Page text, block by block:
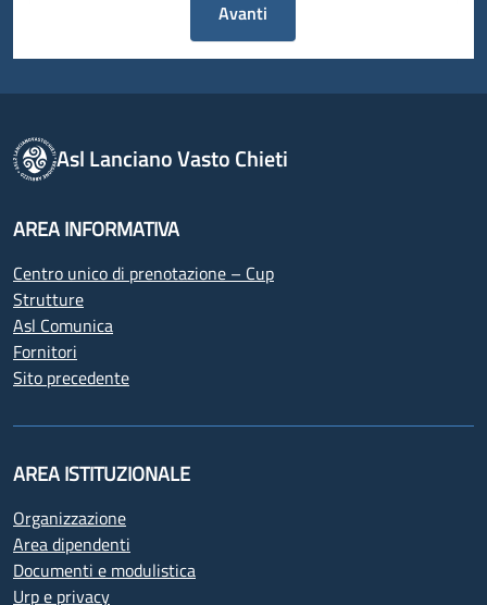
Avanti
Asl Lanciano Vasto Chieti
AREA INFORMATIVA
Centro unico di prenotazione – Cup
Strutture
Asl Comunica
Fornitori
Sito precedente
AREA ISTITUZIONALE
Organizzazione
Area dipendenti
Documenti e modulistica
Urp e privacy